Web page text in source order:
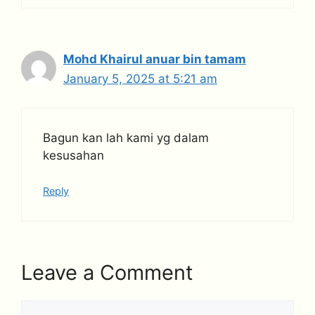
Mohd Khairul anuar bin tamam
January 5, 2025 at 5:21 am
Bagun kan lah kami yg dalam
kesusahan
Reply
Leave a Comment